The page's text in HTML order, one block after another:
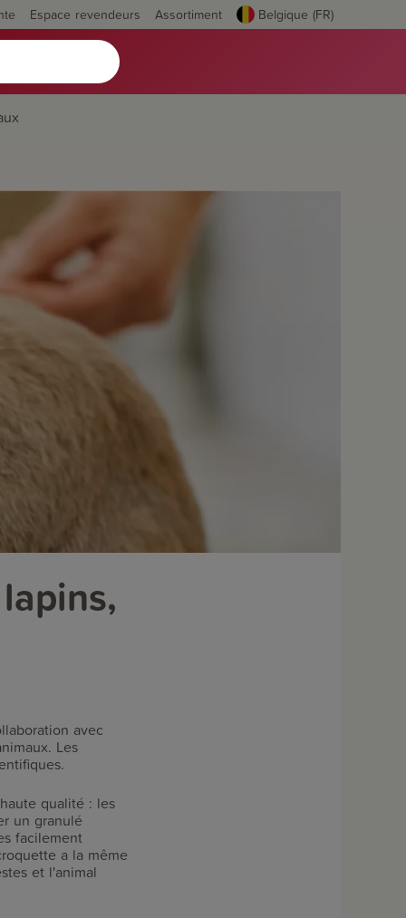
Espace revendeurs Assortiment Belgique (FR)
avec
Les
qualité : les
un granulé
facilement
a la même
et l'animal